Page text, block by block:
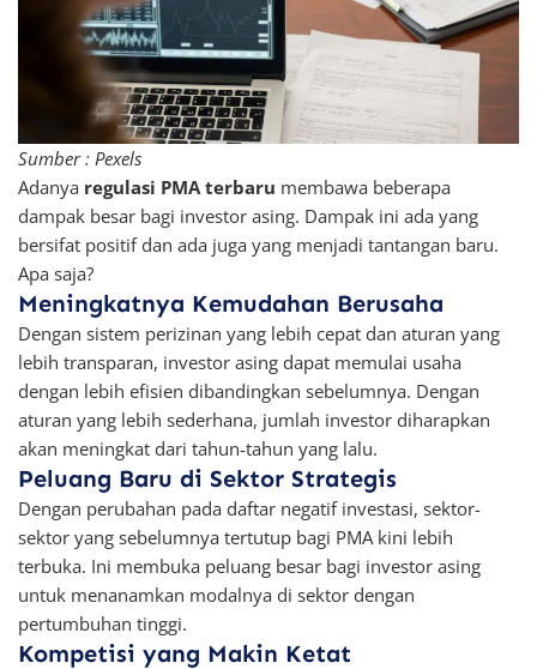
Sumber : Pexels
Adanya regulasi PMA terbaru membawa beberapa
dampak besar bagi investor asing. Dampak ini ada yang
bersifat positif dan ada juga yang menjadi tantangan baru.
Apa saja?
Meningkatnya Kemudahan Berusaha
Dengan sistem perizinan yang lebih cepat dan aturan yang
lebih transparan, investor asing dapat memulai usaha
dengan lebih efisien dibandingkan sebelumnya. Dengan
aturan yang lebih sederhana, jumlah investor diharapkan
akan meningkat dari tahun-tahun yang lalu.
Peluang Baru di Sektor Strategis
Dengan perubahan pada daftar negatif investasi, sektor-
sektor yang sebelumnya tertutup bagi PMA kini lebih
terbuka. Ini membuka peluang besar bagi investor asing
untuk menanamkan modalnya di sektor dengan
pertumbuhan tinggi.
Kompetisi yang Makin Ketat